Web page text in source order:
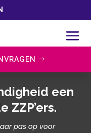
een
ZZP’ers.​
pas op voor